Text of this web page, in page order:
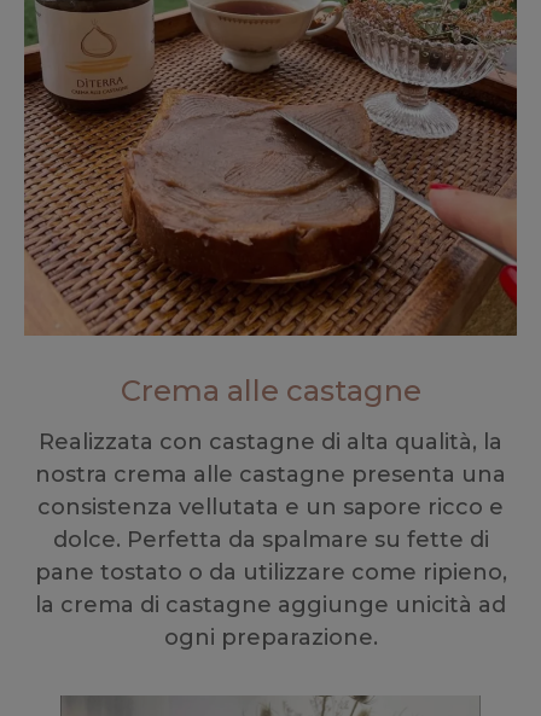
Crema alle castagne
Realizzata con castagne di alta qualità, la
nostra crema alle castagne presenta una
consistenza vellutata e un sapore ricco e
dolce. Perfetta da spalmare su fette di
pane tostato o da utilizzare come ripieno,
la crema di castagne aggiunge unicità ad
ogni preparazione.